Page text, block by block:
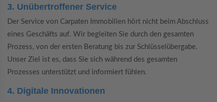
3. Unübertroffener Service
Der Service von Carpaten Immobilien hört nicht beim Abschluss
eines Geschäfts auf. Wir begleiten Sie durch den gesamten
Prozess, von der ersten Beratung bis zur Schlüsselübergabe.
Unser Ziel ist es, dass Sie sich während des gesamten
Prozesses unterstützt und informiert fühlen.
4. Digitale Innovationen